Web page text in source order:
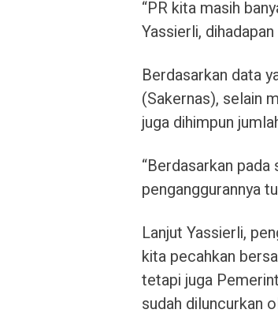
“PR kita masih
Yassierli,
Berdasarkan data
(Sakernas), selain
juga dihimpun
“Berdasarkan
penganggurannya
Lanjut Yassierli,
kita pecahkan
tetapi juga
sudah diluncurkan